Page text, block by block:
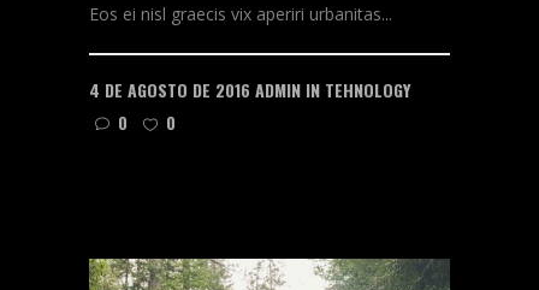
Eos ei nisl graecis vix aperiri urbanitas...
4 DE AGOSTO DE 2016 ADMIN IN TEHNOLOGY
0
0